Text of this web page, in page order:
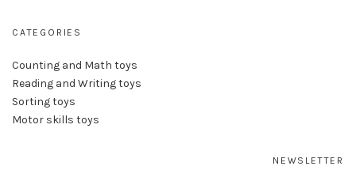
CATEGORIES
Counting and Math toys
Reading and Writing toys
Sorting toys
Motor skills toys
NEWSLETTER